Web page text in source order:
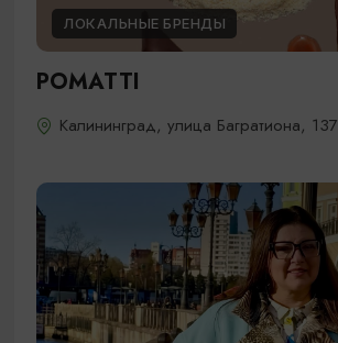
ЛОКАЛЬНЫЕ БРЕНДЫ
POMATTI
Калининград, улица Багратиона, 137